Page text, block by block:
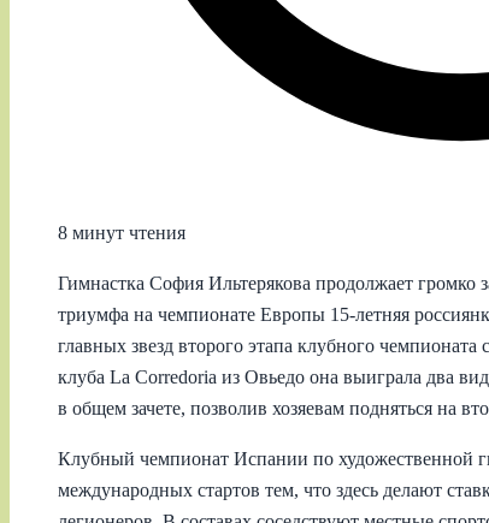
8 минут чтения
Гимнастка София Ильтерякова продолжает громко
триумфа на чемпионате Европы 15-летняя
главных звезд второго этапа клубного
клуба La Corredoria из Овьедо она выиграла два
в общем зачете, позволив хозяевам подняться на
Клубный чемпионат Испании по художественной
международных стартов тем, что здесь делают